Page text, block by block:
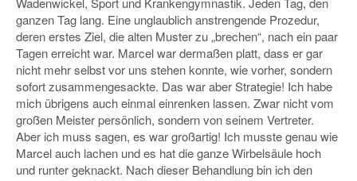
ganzen Tag lang. Eine unglaublich anstrengende Prozedur,
deren erstes Ziel, die alten Muster zu „brechen“, nach ein paar
Tagen erreicht war. Marcel war dermaßen platt, dass er gar
nicht mehr selbst vor uns stehen konnte, wie vorher, sondern
sofort zusammengesackte. Das war aber Strategie! Ich habe
mich übrigens auch einmal einrenken lassen. Zwar nicht vom
großen Meister persönlich, sondern von seinem Vertreter.
Aber ich muss sagen, es war großartig! Ich musste genau wie
Marcel auch lachen und es hat die ganze Wirbelsäule hoch
und runter geknackt. Nach dieser Behandlung bin ich den